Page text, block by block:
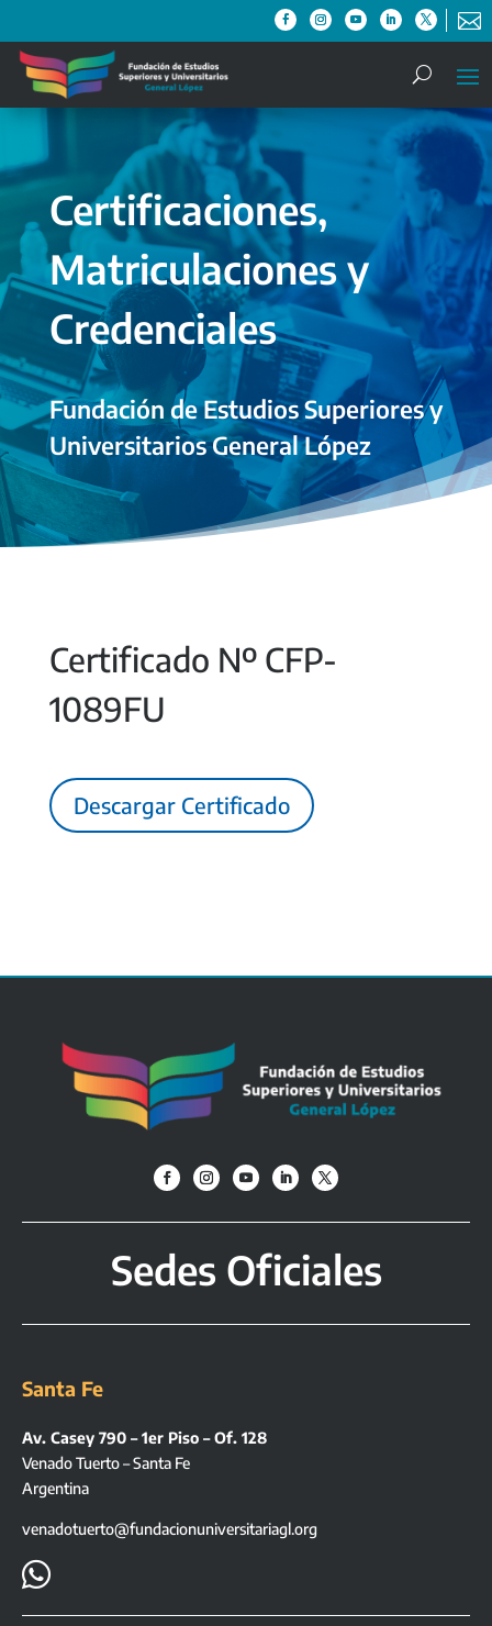

Certificaciones,
Matriculaciones y
Credenciales
Fundación de Estudios Superiores y
Universitarios General López
Certificado Nº CFP-
1089FU
Descargar Certificado
Sedes Oficiales
Santa Fe
Av. Casey 790 – 1er Piso – Of. 128
Venado Tuerto – Santa Fe
Argentina
venadotuerto@fundacionuniversitariagl.org
